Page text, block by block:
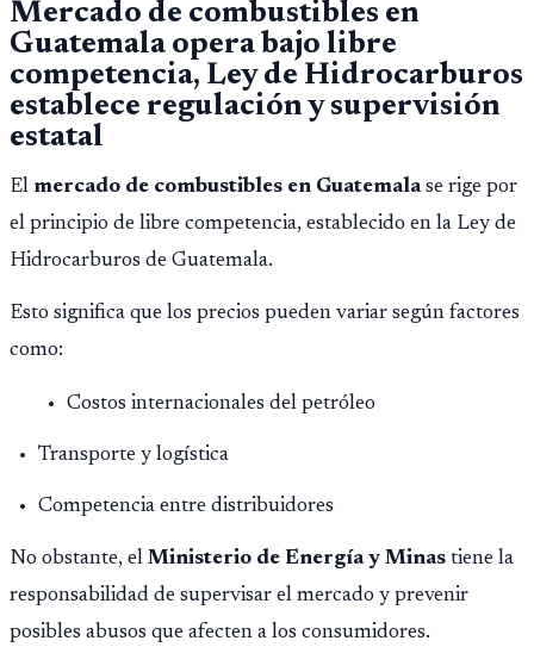
Mercado de combustibles en
Guatemala opera bajo libre
competencia, Ley de Hidrocarburos
establece regulación y supervisión
estatal
El mercado de combustibles en Guatemalase rige por
el principio de libre competencia, establecido en la Ley de
Hidrocarburos de Guatemala.
Esto significa que los precios pueden variar según factores
como:
Costos internacionales del petróleo
Transporte y logística
Competencia entre distribuidores
No obstante, el Ministerio de Energía y Minas tiene la
responsabilidad de supervisar el mercado y prevenir
posibles abusos que afecten a los consumidores.